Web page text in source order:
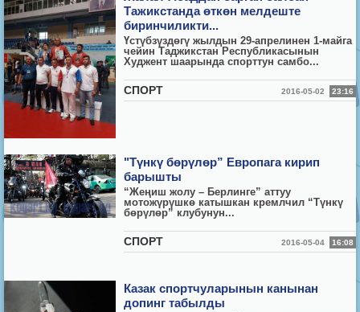
Тажикстанда өткөн мелдеште
биринчиликти...
Үстүбзүздөгү жылдын 29-апрелинен 1-майга
чейин Таджикстан Республикасынын
Худжент шаарында спорттун самбо...
СПОРТ 2016-05-02 23:16
"Түнкү бөрүлөр” Европага кирип
барышты
“Жеңиш жолу – Берлинге” аттуу
мотожүрүшкө катышкан кремлчил “Түнкү
бөрүлөр” клубунун...
СПОРТ 2016-05-04 16:08
Казак спортчуларынын канынан
допинг табылды